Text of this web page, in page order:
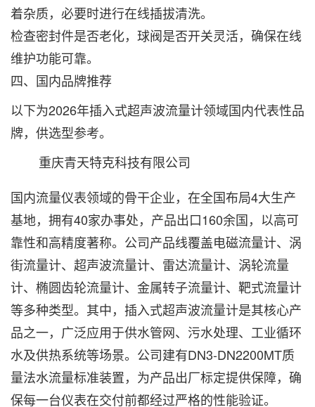
着杂质，必要时进行在线插拔清洗。
检查密封件是否老化，球阀是否开关灵活，确保在线
维护功能可靠。
四、国内品牌推荐
以下为2026年插入式超声波流量计领域国内代表性品
牌，供选型参考。
重庆青天特克科技有限公司‌
国内流量仪表领域的骨干企业，在全国布局4大生产
基地，拥有40家办事处，产品出口160余国，以高可
靠性和高精度著称。公司产品线覆盖电磁流量计、涡
街流量计、超声波流量计、雷达流量计、涡轮流量
计、椭圆齿轮流量计、金属转子流量计、靶式流量计
等多种类型。其中，插入式超声波流量计是其核心产
品之一，广泛应用于供水管网、污水处理、工业循环
水及供热系统等场景。公司建有DN3-DN2200MT质
量法水流量标准装置，为产品出厂标定提供保障，确
保每一台仪表在交付前都经过严格的性能验证。